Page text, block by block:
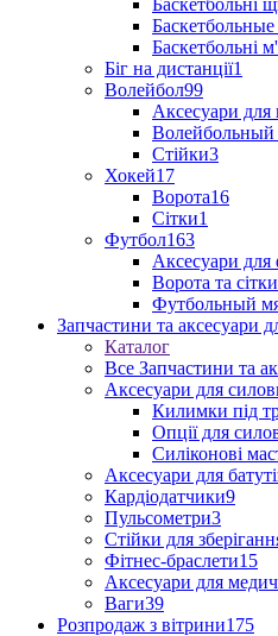
Баскетбольні
Баскетбольные
Баскетбольні
Біг на дистанції1
Волейбол99
Аксесуари для
Волейбольный
Стійки3
Хокей17
Ворота16
Сітки1
Футбол163
Аксесуари для
Ворота та сітки
Футбольный
Запчастини та аксесуари
Каталог
Все Запчастини та
Аксесуари для
Килимки під
Опції для
Силіконові
Аксесуари для
Кардіодатчики9
Пульсометри3
Стійки для
Фітнес-браслети15
Аксесуари для
Ваги39
Розпродаж з вітрини175